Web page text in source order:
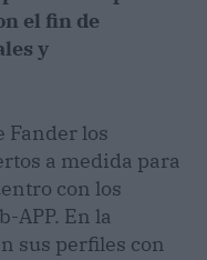
el fin de
y
Fander los
a medida para
con los
APP. En la
sus perfiles con